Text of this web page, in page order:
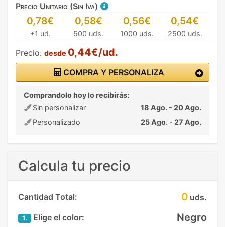
Precio Unitario (Sin Iva)
0,78€
+1 ud.
0,58€
500 uds.
0,56€
1000 uds.
0,54€
2500 uds.
Precio: desde 0,44€/ud.
COMPRA Y PERSONALIZA
Comprandolo hoy lo recibirás:
Sin personalizar
18 Ago. - 20 Ago.
Personalizado
25 Ago. - 27 Ago.
Calcula tu precio
Cantidad Total: 0 uds.
1. Elige el color: Negro